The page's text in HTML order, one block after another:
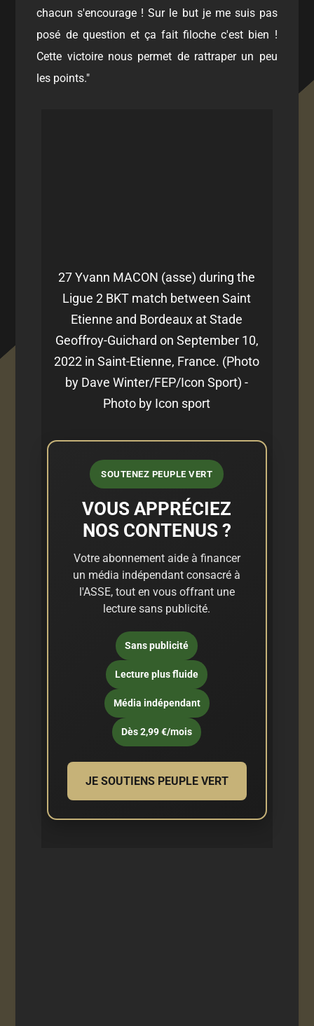
chacun s'encourage ! Sur le but je me suis pas
posé de question et ça fait filoche c'est bien !
Cette victoire nous permet de rattraper un peu
les points."
27 Yvann MACON (asse) during the
Ligue 2 BKT match between Saint
Etienne and Bordeaux at Stade
Geoffroy-Guichard on September 10,
2022 in Saint-Etienne, France. (Photo
by Dave Winter/FEP/Icon Sport) -
Photo by Icon sport
SOUTENEZ PEUPLE VERT
VOUS APPRÉCIEZ
NOS CONTENUS ?
Votre abonnement aide à financer
un média indépendant consacré à
l'ASSE, tout en vous offrant une
lecture sans publicité.
Sans publicité
Lecture plus fluide
Média indépendant
Dès 2,99 €/mois
JE SOUTIENS PEUPLE VERT